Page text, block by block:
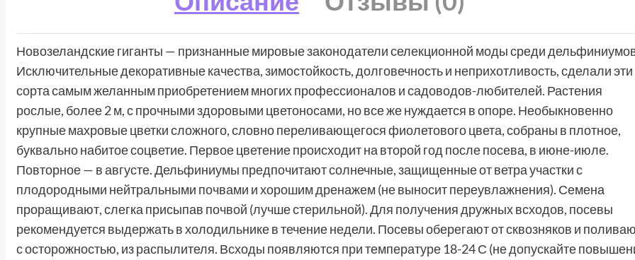
Новозеландские гиганты — признанные мировые законодатели селекционной моды среди
Исключительные декоративные качества, зимостойкость, долговечность и неприхотливость, сделали эти
сорта самым желанным приобретением многих профессионалов и садоводов-любителей. Растения
рослые, более 2 м, с прочными здоровыми цветоносами, но все же нуждается в опоре. Необыкновенно
крупные махровые цветки сложного, словно переливающегося фиолетового цвета, собраны в плотное,
буквально набитое соцветие. Первое цветение происходит на второй год после посева, в июне-июле.
Повторное — в августе. Дельфиниумы предпочитают солнечные, защищенные от ветра участки с
плодородными нейтральными почвами и хорошим дренажем (не выносит переувлажнения). Семена
проращивают, слегка присыпав почвой (лучше стерильной). Для получения дружных всходов, посевы
рекомендуется выдержать в холодильнике в течение недели. Посевы оберегают от сквозняков и
с осторожностью, из распылителя. Всходы появляются при температуре 18-24 С (не допускайте